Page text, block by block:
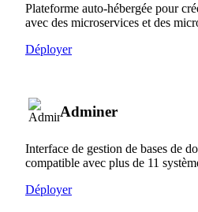
Plateforme auto-hébergée pour
avec des microservices et des
Déployer
Adminer
Interface de gestion de bases de
compatible avec plus de 11
Déployer